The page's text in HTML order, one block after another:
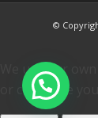
©
We use our
or configure